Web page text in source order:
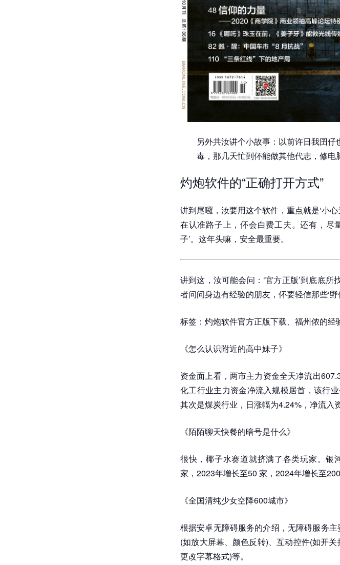
另外共汝讲个小故事：以前许日我囝仔
毒，那几天忙到伓能做其他代志，修电
灼炮软件的“正确打开方式”
讲到尾囉，汝要用这个软件，重点就是‘小
在认准路子上，伓会白费工夫。还有，尽
子’。这年头嘛，安全最重要。
讲到这，汝可能会问：‘官方正版’到底底
者问问身边有经验的朋友，伓要轻信那些‘野
标签：灼炮软件官方正版下载、福州侬的经
《怎么认识附近的高中妹子》
资金面上看，两市主力资金全天净流出
化工行业主力资金净流入规模居首，该行
其次是煤炭行业，日涨幅为4.24%，净流入
《陌陌聊天快餐的暗号是什么》
很快，椰子水赛道就挤满了各类玩家。银
家，2023年增长至50 家，2024年增长至200
《全国清纯少女空降600城市》
根据安卓无障碍服务的介绍，无障碍服务
(如放大屏幕、颜色反转)、互动控件(如开
更改字幕格式)等。